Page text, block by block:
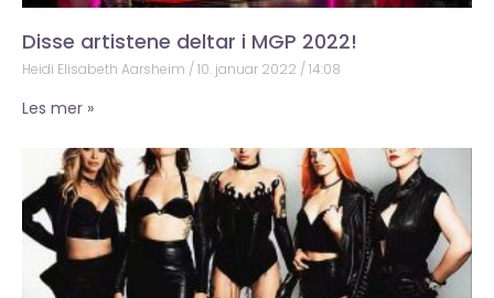
Disse artistene deltar i MGP 2022!
Heidi Elisabeth Aarsheim 10. januar 2022 14:08
Les mer »